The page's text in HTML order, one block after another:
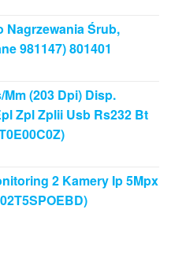
Nagrzewania Śrub,
981147) 801401
(203 Dpi) Disp.
Zpl Zplii Usb Rs232 Bt
2 Kamery Ip 5Mpx